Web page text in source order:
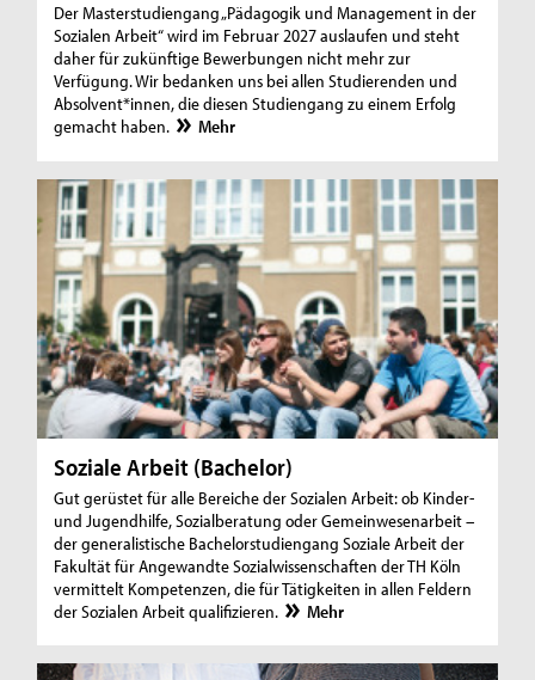
Der Masterstudiengang „Pädagogik und Management in der
Sozialen Arbeit“ wird im Februar 2027 auslaufen und steht
daher für zukünftige Bewerbungen nicht mehr zur
Verfügung. Wir bedanken uns bei allen Studierenden und
Absolvent*innen, die diesen Studiengang zu einem Erfolg
gemacht haben.
Mehr
Soziale Arbeit (Bachelor)
Gut gerüstet für alle Bereiche der Sozialen Arbeit: ob Kinder-
und Jugendhilfe, Sozialberatung oder Gemeinwesenarbeit –
der generalistische Bachelorstudiengang Soziale Arbeit der
Fakultät für Angewandte Sozialwissenschaften der TH Köln
vermittelt Kompetenzen, die für Tätigkeiten in allen Feldern
der Sozialen Arbeit qualifizieren.
Mehr